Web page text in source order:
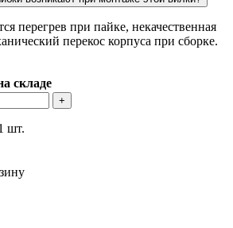
перегрев при пайке, некачественная
перекос корпуса при сборке.
складе
+
шт.